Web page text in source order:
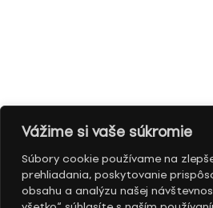
Vážime si vaše súkromie
Súbory cookie používame na
prehliadania, poskytovanie
obsahu a analýzu našej